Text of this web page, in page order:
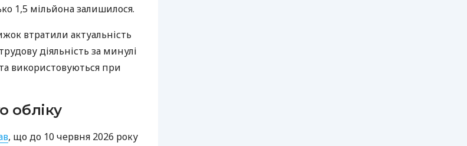
1,5 мільйона залишилося.
втратили актуальність
діяльність за минулі
використовуються при
обліку
, що до 10 червня 2026 року